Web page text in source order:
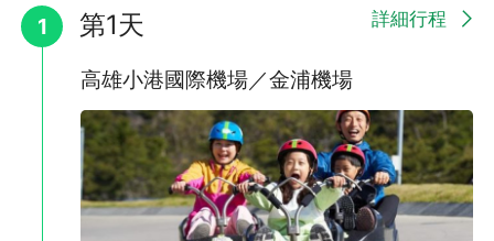
高貴不貴的必嚐美食!
1 第1天 詳細行程
高雄小港國際機場／金浦機場